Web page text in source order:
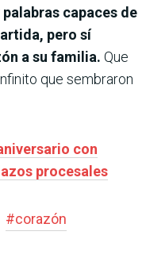
palabras capaces de
pero sí
a su familia. Que
que sembraron
con
procesales
#corazón